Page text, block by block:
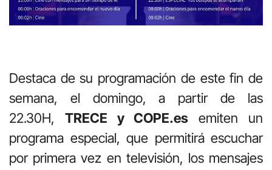
Destaca de su programación de este fin de
semana, el domingo, a partir de las
22.30H, TRECE y COPE.es emiten un
programa especial, que permitirá escuchar
por primera vez en televisión, los mensajes